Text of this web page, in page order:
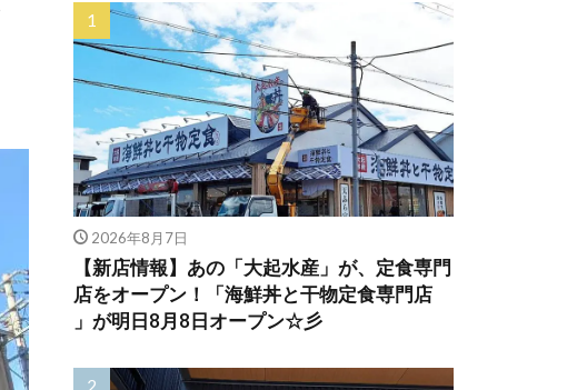
2026年8月7日
【新店情報】あの「大起水産」が、定食専門
店をオープン！「海鮮丼と干物定食専門店
」が明日8月8日オープン☆彡